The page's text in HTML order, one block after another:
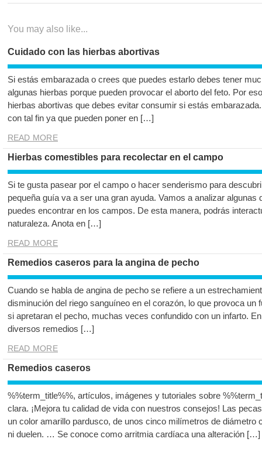
You may also like...
Cuidado con las hierbas abortivas
Si estás embarazada o crees que puedes estarlo debes tener
algunas hierbas porque pueden provocar el aborto del feto. Por
hierbas abortivas que debes evitar consumir si estás
con tal fin ya que pueden poner en […]
READ MORE
Hierbas comestibles para recolectar en el campo
Si te gusta pasear por el campo o hacer senderismo para
pequeña guía va a ser una gran ayuda. Vamos a analizar algunas
puedes encontrar en los campos. De esta manera, podrás
naturaleza. Anota en […]
READ MORE
Remedios caseros para la angina de pecho
Cuando se habla de angina de pecho se refiere a un
disminución del riego sanguíneo en el corazón, lo que provoca un
si apretaran el pecho, muchas veces confundido con un infarto.
diversos remedios […]
READ MORE
Remedios caseros
%%term_title%%, artículos, imágenes y tutoriales sobre
clara. ¡Mejora tu calidad de vida con nuestros consejos! Las
un color amarillo pardusco, de unos cinco milímetros de diámetro
ni duelen. … Se conoce como arritmia cardíaca una alteración […]